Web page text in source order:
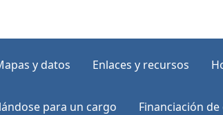
y datos Enlaces y recursos
para un cargo Financiación